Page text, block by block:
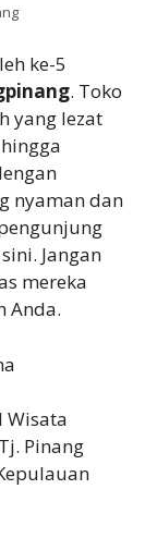
ke-5
. Toko
yang lezat
nyaman dan
Jangan
mereka
Anda.
Wisata
Pinang